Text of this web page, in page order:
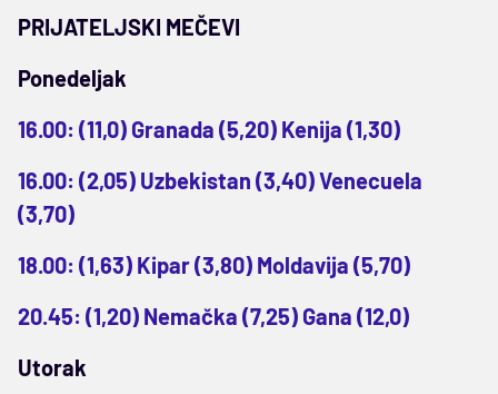
PRIJATELJSKI MEČEVI
Ponedeljak
16.00: (11,0) Granada (5,20) Kenija (1,30)
16.00: (2,05) Uzbekistan (3,40) Venecuela
(3,70)
18.00: (1,63) Kipar (3,80) Moldavija (5,70)
20.45: (1,20) Nemačka (7,25) Gana (12,0)
Utorak